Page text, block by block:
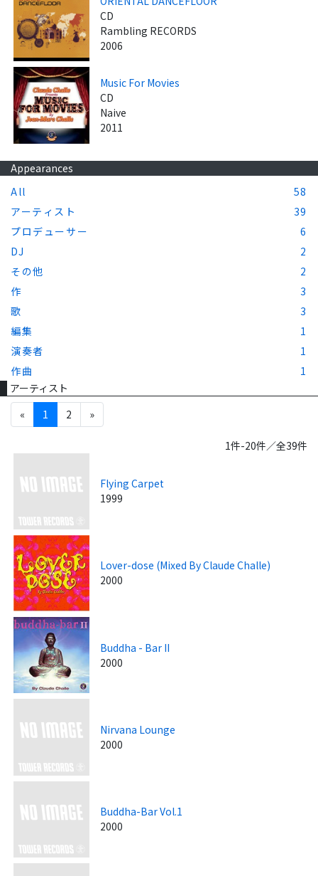
CD
Rambling RECORDS
2006
Music For Movies
CD
Naive
2011
Appearances
All
58
アーティスト
39
プロデューサー
6
DJ
2
その他
2
作
3
歌
3
編集
1
演奏者
1
作曲
1
アーティスト
«
1 2 »
1件-20件／全39件
Flying Carpet
1999
Lover-dose (Mixed By Claude Challe)
2000
Buddha - Bar II
2000
Nirvana Lounge
2000
Buddha-Bar Vol.1
2000